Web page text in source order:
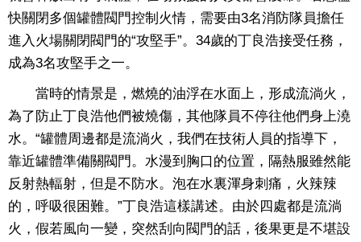
快關閉多個罐體閥門控制火情，需要由3名消防隊員擔任
進入火場關閉閥門的“攻堅手”。34歲的丁良浩接受任務，
成為3名攻堅手之一。
當時的情景是，燃燒的油浮在水面上，形成流淌火，
為了防止丁良浩他們被燒傷，其他隊員不停往他們身上澆
水。“罐體周邊都是流淌火，我們在技術人員的指導下，
靠近罐體準備關閥門。水漫到胸口的位置，隔熱服雖然能
反射熱輻射，但是不防水。泡在水裏渾身刺痛，火辣辣
的，呼吸很困難。”丁良浩這樣講述。由於四處都是流淌
火，假若風向一變，突然刮向閥門的話，後果更是不堪設